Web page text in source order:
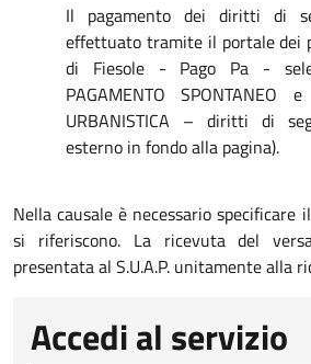
Il pagamento dei diritti di
effettuato tramite il portale dei
di Fiesole - Pago Pa -
PAGAMENTO
URBANISTICA – diritti di
esterno in fondo alla pagina).
Nella causale è necessario specificare
si riferiscono. La ricevuta del
presentata al S.U.A.P. unitamente alla
Accedi al servizio